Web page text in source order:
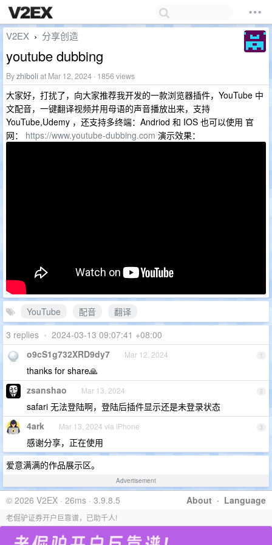
V2EX › 分享创造
youtube dubbing
Byzhiboli at Mar 12, 2024 · 1856 views
大家好，打扰了，向大家推荐我开发的一款浏览器插件，YouTube 中
文配音，一键翻译视频并用母语的声音播放出来，支持
YouTube,Udemy ，还支持多终端：Andriod 和 IOS 也可以使用 官
网： https://www.youtube-dubbing.com 演示效果：
YouTube 配音
翻译
3 replies • 2024-03-13 09:07:41 +08:00
1
o9cS1g732XRD9dy7 Mar 12, 2024
thanks for share🙏
2
zsanshao Mar 13, 2024
safari 无法登陆啊，登陆后插件显示还是未登录状态
3
4ark Mar 13, 2024 via iPhone
感谢分享，正在使用
爱意满满的作品展示区。
Advertisement
About · Language
© 2026 V2EX · 26ms · 3.9.8.5
老倔驴证券开户巨靠谱，已助千人!